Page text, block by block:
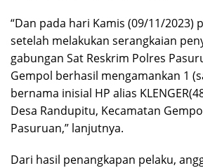
“Dan pada hari Kamis (09/11/2023)
setelah melakukan serangkaian
gabungan Sat Reskrim Polres
Gempol berhasil mengamankan 1
bernama inisial HP alias
Desa Randupitu, Kecamatan
Pasuruan,” lanjutnya.
Dari hasil penangkapan pelaku,